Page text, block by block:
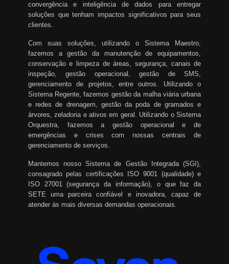
convergência e inteligência de dados para entregar
soluções que tenham impactos significativos para seus
clientes.
Com suas soluções, utilizando o Sistema Maestro,
fazemos a gestão da manutenção de equipamentos,
conservação e limpeza de áreas, segurança, canais de
inspeção, gestão operacional, gestão de SMS,
gerenciamento de projetos, entre outros. Utilizando o
Sistema Regente, fazemos gestão da malha viária urbana
e redes de drenagem, gestão da poda de gramados e
árvores, zeladoria e ativos em geral. Utilizando o Sistema
Orquestra, fazemos a gestão operacional e de
emergências e crises com nossas centrais de
gerenciamento de serviços.
Mantemos nosso Sistema de Gestão Integrada (SGI),
consagrado pelas certificações ISO 9001 (qualidade) e
ISO 27001 (segurança da informação), o que faz da
SETE uma parceira confiável e inovadora, capaz de
atender às mais diversas demandas operacionais.